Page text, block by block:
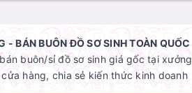
- BÁN BUÔN ĐỒ SƠ SINH TOÀN QUỐC
buôn/sỉ đồ sơ sinh giá gốc tại xưởng
hàng, chia sẻ kiến thức kinh doanh